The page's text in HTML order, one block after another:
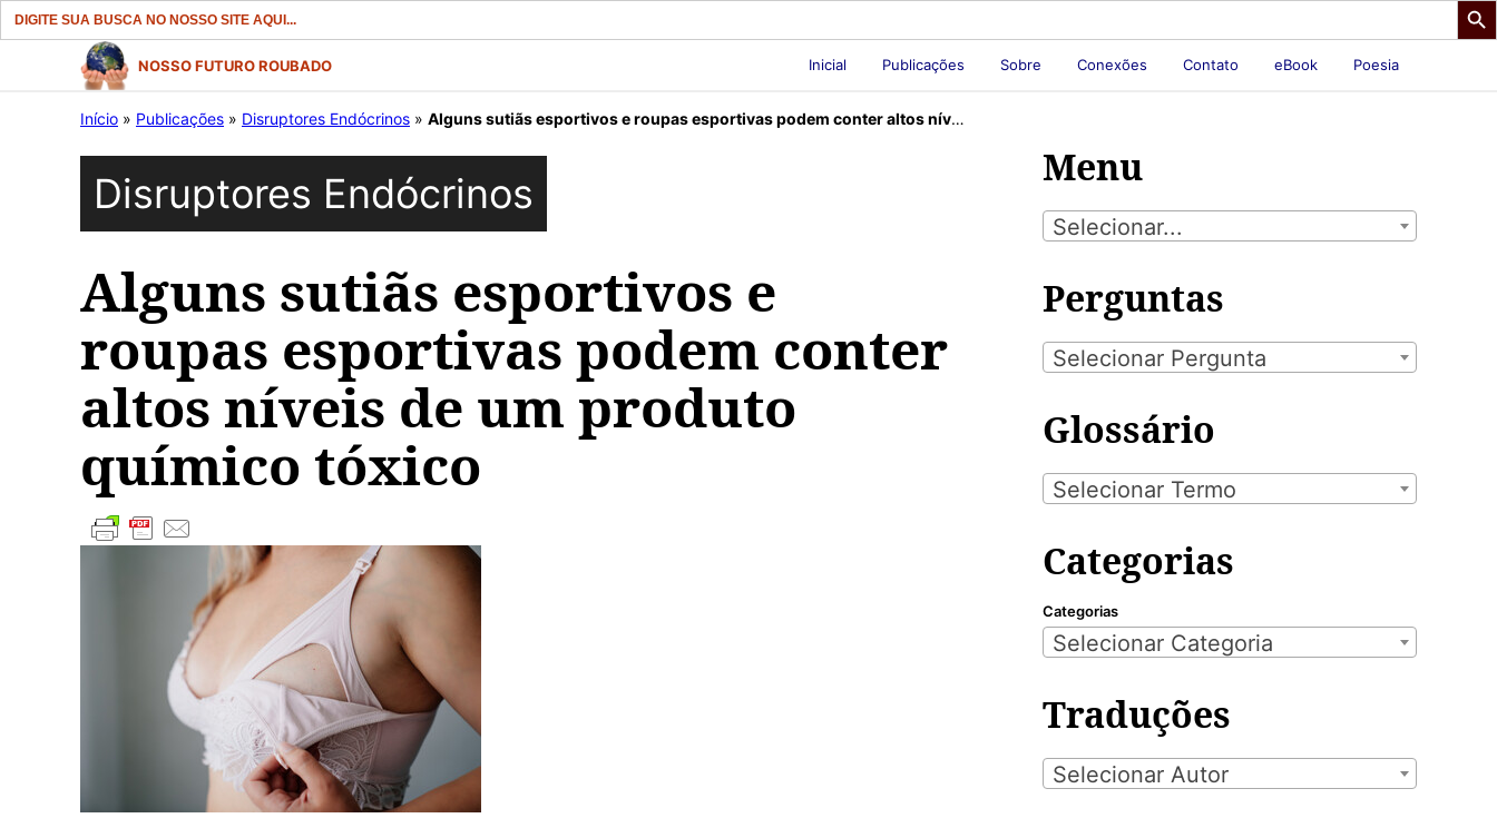
Search
for:
conteúdo
NOSSO FUTURO ROUBADO Inicial Publicações Sobre Conexões Contato eBook Poesia
Início » Publicações » Disruptores Endócrinos » Alguns sutiãs esportivos e roupas esportivas podem conter altos níveis de um produto químico tóxico
Disruptores Endócrinos
Alguns sutiãs esportivos e
roupas esportivas podem conter
altos níveis de um produto
químico tóxico
Menu
Selecionar...
Perguntas
Selecionar Pergunta
Glossário
Selecionar Termo
Categorias
Categorias
Selecionar Categoria
Traduções
Selecionar Autor